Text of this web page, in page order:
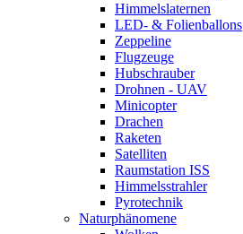
Himmelslaternen
LED- & Folienballons
Zeppeline
Flugzeuge
Hubschrauber
Drohnen - UAV
Minicopter
Drachen
Raketen
Satelliten
Raumstation ISS
Himmelsstrahler
Pyrotechnik
Naturphänomene